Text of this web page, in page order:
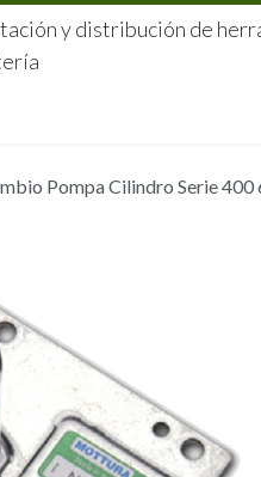
y distribución de
Pompa Cilindro Serie 400